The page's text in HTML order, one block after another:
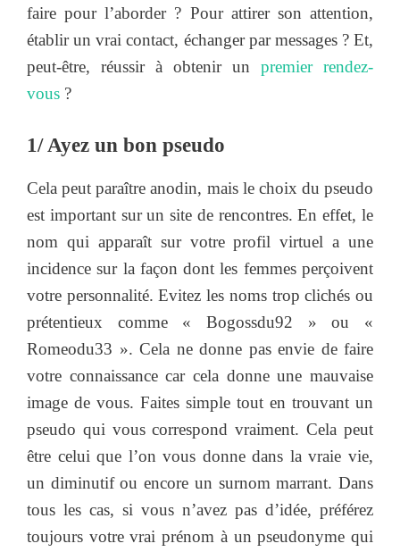
faire pour l’aborder ? Pour attirer son attention,
établir un vrai contact, échanger par messages ? Et,
peut-être, réussir à obtenir un premier rendez-
vous ?
1/ Ayez un bon pseudo
Cela peut paraître anodin, mais le choix du pseudo
est important sur un site de rencontres. En effet, le
nom qui apparaît sur votre profil virtuel a une
incidence sur la façon dont les femmes perçoivent
votre personnalité. Evitez les noms trop clichés ou
prétentieux comme « Bogossdu92 » ou «
Romeodu33 ». Cela ne donne pas envie de faire
votre connaissance car cela donne une mauvaise
image de vous. Faites simple tout en trouvant un
pseudo qui vous correspond vraiment. Cela peut
être celui que l’on vous donne dans la vraie vie,
un diminutif ou encore un surnom marrant. Dans
tous les cas, si vous n’avez pas d’idée, préférez
toujours votre vrai prénom à un pseudonyme qui